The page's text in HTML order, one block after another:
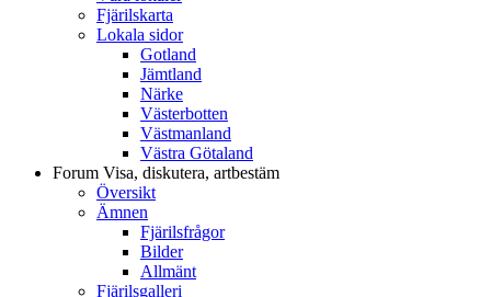
Fjärilskarta
Lokala sidor
Gotland
Jämtland
Närke
Västerbotten
Västmanland
Västra Götaland
Forum Visa, diskutera, artbestäm
Översikt
Ämnen
Fjärilsfrågor
Bilder
Allmänt
Fjärilsgalleri